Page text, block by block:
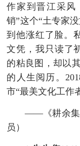
作家到晋江采风
销”这个“土专家
到他涨红了脸。
文凭，我只读了
的粘良图，却以
的人生阅历。
市“最美文化工作
——《耕余集
员）